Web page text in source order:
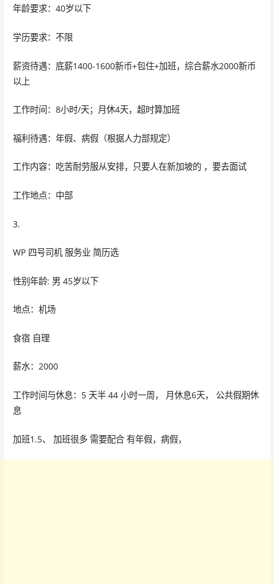
年龄要求：40岁以下
学历要求：不限
薪资待遇：底薪1400-1600新币+包住+加班，综合薪水2000新币
以上
工作时间：8小时/天；月休4天，超时算加班
福利待遇：年假、病假（根据人力部规定）
工作内容：吃苦耐劳服从安排，只要人在新加坡的 ，要去面试
工作地点：中部
3.
WP 四号司机 服务业 简历选
性别年龄: 男 45岁以下
地点：机场
食宿 自理
薪水：2000
工作时间与休息：5 天半 44 小时一周， 月休息6天， 公共假期休
息
加班1.5、 加班很多 需要配合 有年假，病假，